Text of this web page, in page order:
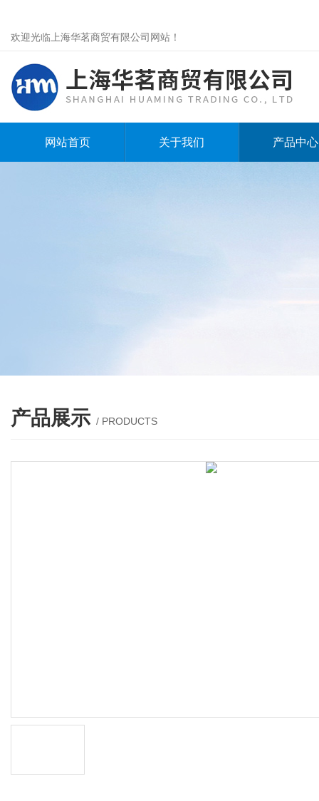
欢迎光临上海华茗商贸有限公司网站！
网站首页 关于我们 产品中心
产品展示 / PRODUCTS